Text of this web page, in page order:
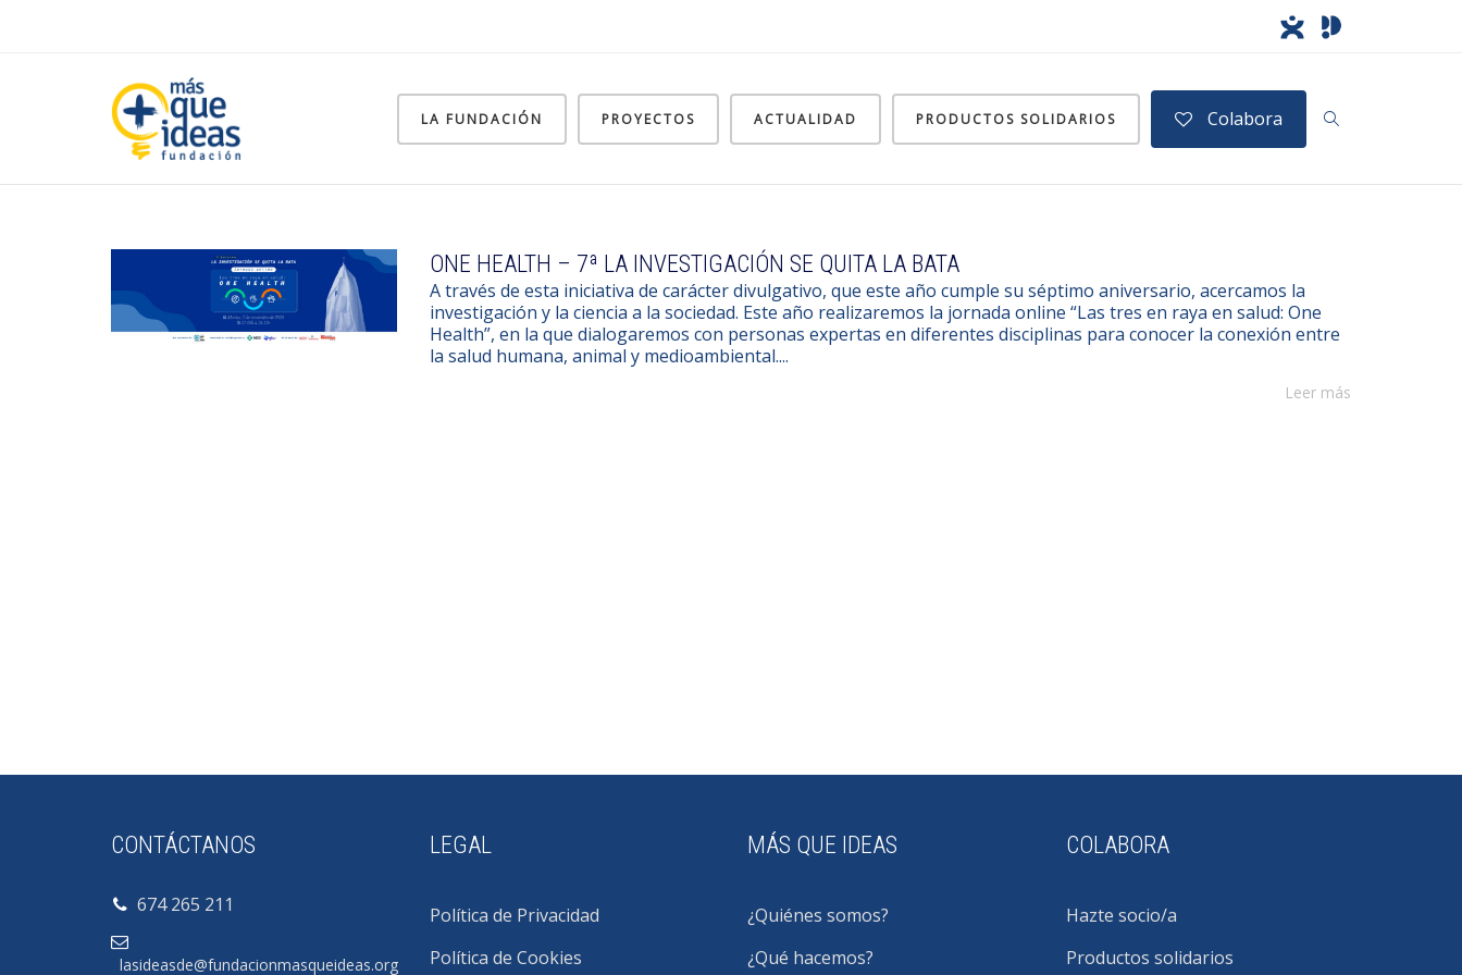
LA FUNDACIÓN PROYECTOS ACTUALIDAD PRODUCTOS SOLIDARIOS Colabora
ONE HEALTH – 7ª LA INVESTIGACIÓN SE QUITA LA BATA
A través de esta iniciativa de carácter divulgativo, que este año cumple su séptimo aniversario, acercamos la
investigación y la ciencia a la sociedad. Este año realizaremos la jornada online “Las tres en raya en salud: One
Health”, en la que dialogaremos con personas expertas en diferentes disciplinas para conocer la conexión entre
la salud humana, animal y medioambiental....
Leer más
CONTÁCTANOS
674 265 211
lasideasde@fundacionmasqueideas.org
LEGAL
Política de Privacidad
Política de Cookies
MÁS QUE IDEAS
¿Quiénes somos?
¿Qué hacemos?
COLABORA
Hazte socio/a
Productos solidarios